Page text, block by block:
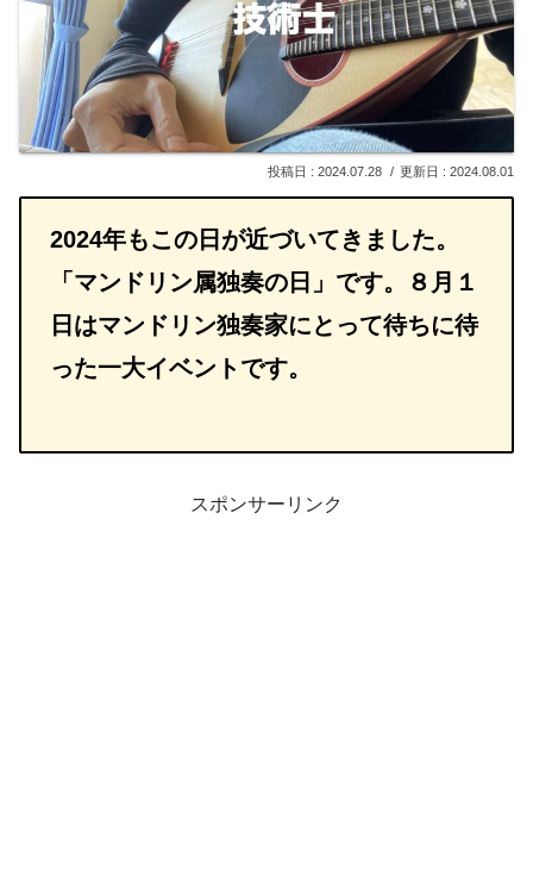
2024.07.28 2024.08.01
2024年もこの日が近づいてきました。
「マンドリン属独奏の日」です。８月１
日はマンドリン独奏家にとって待ちに待
った一大イベントです。
スポンサーリンク